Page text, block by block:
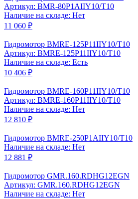
Артикул: BMR-80P1AIIY10/T10
Наличие на складе: Нет
11 060 ₽
Гидромотор BMRE-125P11IIY10/T10
Артикул: BMRE-125P11IIY10/T10
Наличие на складе: Есть
10 406 ₽
Гидромотор BMRE-160P11IIY10/T10
Артикул: BMRE-160P11IIY10/T10
Наличие на складе: Нет
12 810 ₽
Гидромотор BMRE-250P1AIIY10/T10
Наличие на складе: Нет
12 881 ₽
Гидромотор GMR.160.RDHG12EGN
Артикул: GMR.160.RDHG12EGN
Наличие на складе: Нет